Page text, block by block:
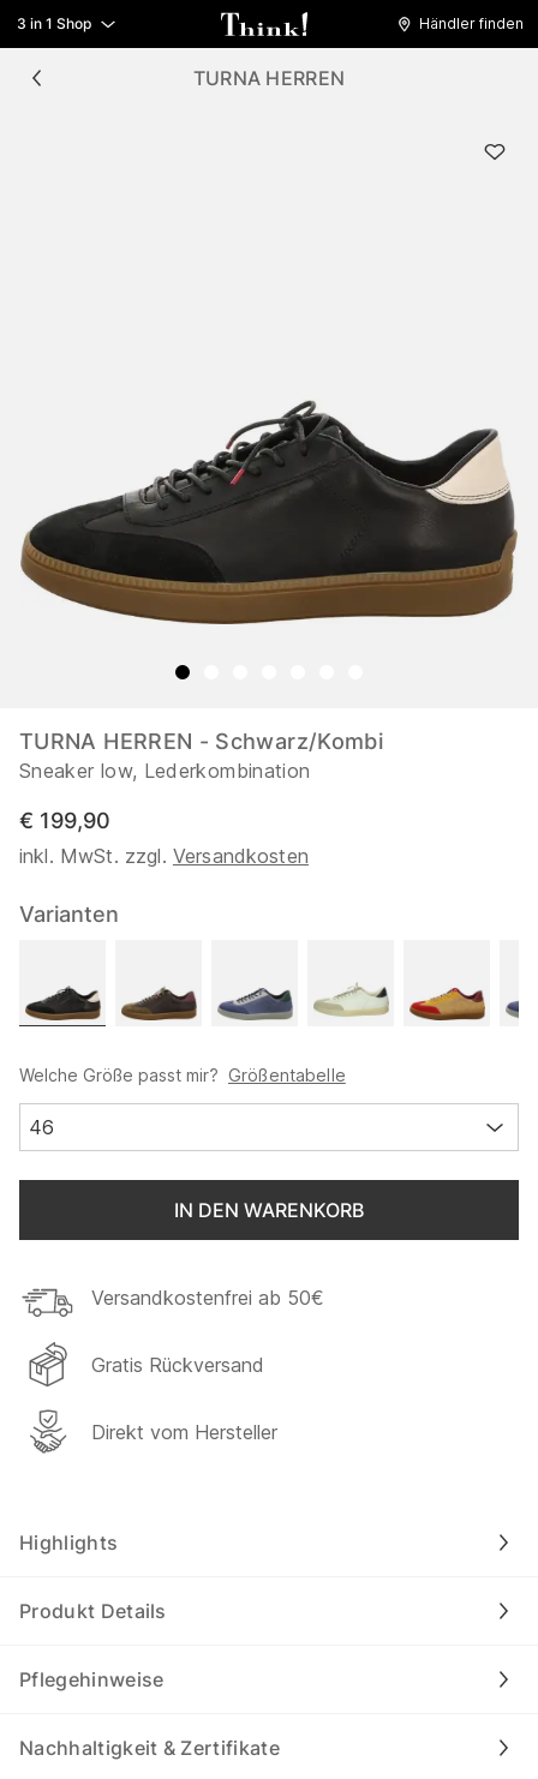
3 in 1 Shop Händler finden
TURNA HERREN
TURNA HERREN - Schwarz/Kombi
Sneaker low, Lederkombination
€ 199,90
inkl. MwSt. zzgl. Versandkosten
Varianten
Welche Größe passt mir? Größentabelle
46
IN DEN WARENKORB
Versandkostenfrei ab 50€
Gratis Rückversand
Direkt vom Hersteller
Highlights
Produkt Details
Pflegehinweise
Nachhaltigkeit & Zertifikate